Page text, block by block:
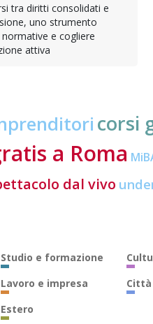
tra diritti consolidati e
uno strumento
e cogliere
attiva
corsi
a Roma
dal vivo
Studio e formazione
Lavoro e impresa
Estero